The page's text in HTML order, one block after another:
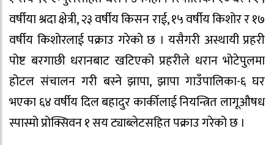
वर्षीया श्रदा क्षेत्री, २३ वर्षीय किसन राई, १५ वर्षीय किशोर र १७
वर्षीय किशोरलाई पक्राउ गरेको छ । यसैगरी अस्थायी प्रहरी
पोष्ट बरगाछी धरानबाट खटिएको प्रहरीले धरान भोटेपुलमा
होटल संचालन गरी बस्ने झापा, झापा गाउँपालिका-६ घर
भएका ६४ वर्षीय दिल बहादुर कार्कीलाई नियन्त्रित लागूऔषध
स्पास्मो प्रोक्सिवन १ सय ट्याब्लेटसहित पक्राउ गरेको छ ।